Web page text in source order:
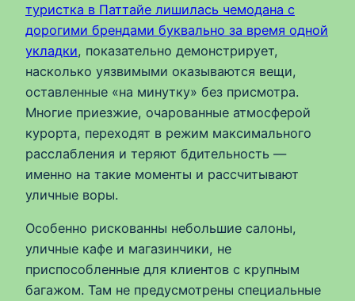
туристка в Паттайе лишилась чемодана с
дорогими брендами буквально за время одной
укладки, показательно демонстрирует,
насколько уязвимыми оказываются вещи,
оставленные «на минутку» без присмотра.
Многие приезжие, очарованные атмосферой
курорта, переходят в режим максимального
расслабления и теряют бдительность —
именно на такие моменты и рассчитывают
уличные воры.
Особенно рискованны небольшие салоны,
уличные кафе и магазинчики, не
приспособленные для клиентов с крупным
багажом. Там не предусмотрены специальные